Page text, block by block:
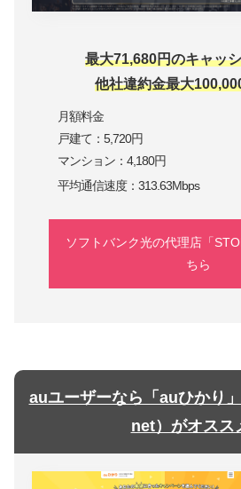
最大71,680円のキャッ
他社違約金最大
月額料金
戸建て：5,720円
マンション：4,180円
平均通信速度：313.63Mbps
ソフトバンク光の代理店「
ちら
auユーザーなら「auひかり
net）がオスス